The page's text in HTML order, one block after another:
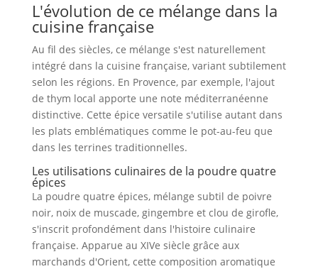
L'évolution de ce mélange dans la
cuisine française
Au fil des siècles, ce mélange s'est naturellement
intégré dans la cuisine française, variant subtilement
selon les régions. En Provence, par exemple, l'ajout
de thym local apporte une note méditerranéenne
distinctive. Cette épice versatile s'utilise autant dans
les plats emblématiques comme le pot-au-feu que
dans les terrines traditionnelles.
Les utilisations culinaires de la poudre quatre
épices
La poudre quatre épices, mélange subtil de poivre
noir, noix de muscade, gingembre et clou de girofle,
s'inscrit profondément dans l'histoire culinaire
française. Apparue au XIVe siècle grâce aux
marchands d'Orient, cette composition aromatique